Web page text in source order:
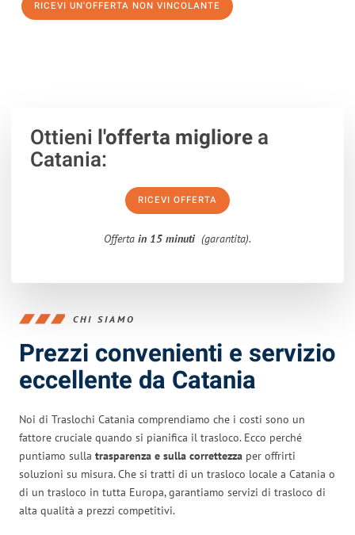
RICEVI UN'OFFERTA NON VINCOLANTE
Ottieni l'offerta migliorea
Catania:
RICEVI OFFERTA
Offerta in 15 minuti (garantita).
CHI SIAMO
Prezzi convenienti e servizio
eccellente da Catania
Noi di Traslochi Catania comprendiamo che i costi sono un
fattore cruciale quando si pianifica il trasloco. Ecco perché
puntiamo sulla trasparenza e sulla correttezza per offrirti
soluzioni su misura. Che si tratti di un trasloco locale a Catania o
di un trasloco in tutta Europa, garantiamo servizi di trasloco di
alta qualità a prezzi competitivi.